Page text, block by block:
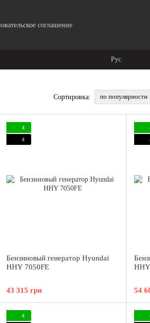
соглашение
Рус
Сортировка: по популярности
4
4
Бензиновый генератор Hyundai
HHY 7050FE
43 315 грн 54
4